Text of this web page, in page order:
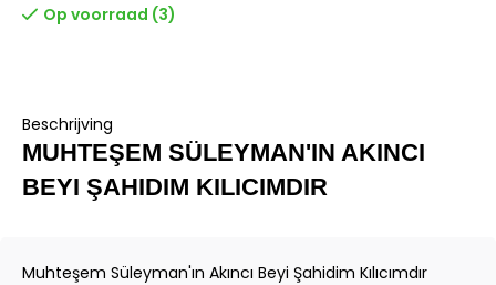
Op voorraad (3)
Beschrijving
MUHTEŞEM SÜLEYMAN'IN AKINCI
BEYI ŞAHIDIM KILICIMDIR
Muhteşem Süleyman'ın Akıncı Beyi Şahidim Kılıcımdır